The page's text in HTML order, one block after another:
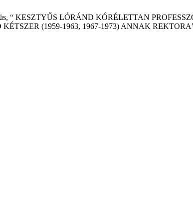
“ KESZTYŰS LÓRÁND KÓRÉLETTAN
(1959-1963, 1967-1973) ANNAK